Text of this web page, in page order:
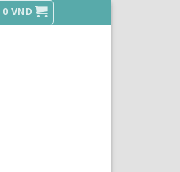
0 VND